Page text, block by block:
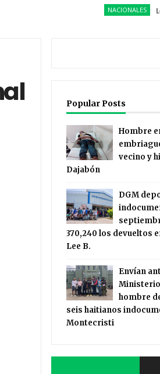
NACIONALES Lee
Popular Posts
Hombre
vecino y
Dajabón
DGM
370,240 los devueltos
Lee B.
Envían
hombre
seis haitianos
Montecristi